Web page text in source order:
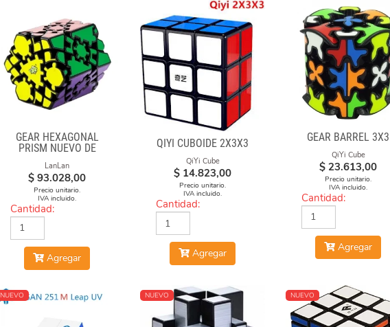
GEAR HEXAGONAL
PRISM NUEVO DE
LANLAN
LanLan
$ 93.028,00
Precio unitario.
IVA incluido.
Cantidad:
Agregar
QIYI CUBOIDE 2X3X3
QiYi Cube
$ 14.823,00
Precio unitario.
IVA incluido.
Cantidad:
Agregar
GEAR BARREL 3X3
QiYi Cube
$ 23.613,00
Precio unitario.
IVA incluido.
Cantidad:
Agregar
NUEVO NUEVO NUEVO